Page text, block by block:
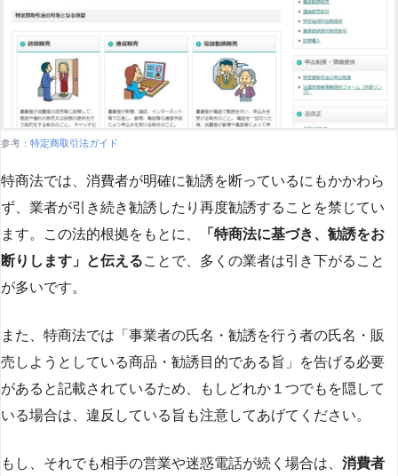
参考： 特定商取引法ガイド
特商法では、消費者が明確に勧誘を断っているにもかかわら
ず、業者が引き続き勧誘したり再度勧誘することを禁じてい
ます。この法的根拠をもとに、
「特商法に基づき、勧誘をお
断りします」と伝えることで、多くの業者は引き下がること
が多いです​​。
また、特商法では「事業者の氏名・勧誘を行う者の氏名・販
売しようとしている商品・勧誘目的である旨」を告げる必要
があると記載されているため、もしどれか１つでもを隠して
いる場合は、違反している旨も注意してあげてください。
もし、それでも相手の営業や迷惑電話が続く場合は、 消費者